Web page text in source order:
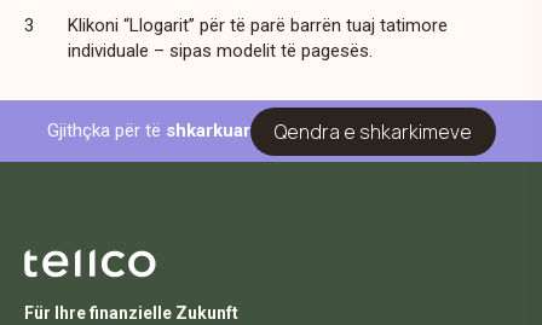
Klikoni “Llogarit” për të parë barrën tuaj tatimore
individuale – sipas modelit të pagesës.
Gjithçka për të shkarkuar Qendra e shkarkimeve
Für Ihre finanzielle Zukunft